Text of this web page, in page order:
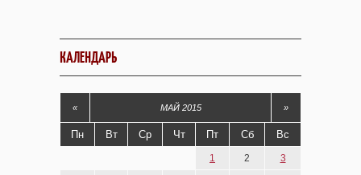
КАЛЕНДАРЬ
« МАЙ 2015 »
Пн Вт Ср Чт Пт Сб Вс
1 2 3